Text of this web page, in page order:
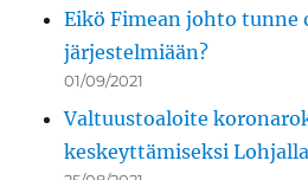
Eikö Fimean johto tunne
järjestelmiään?
01/09/2021
Valtuustoaloite
keskeyttämiseksi Lohjalla